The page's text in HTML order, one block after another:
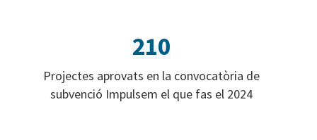
210
Projectes aprovats en la convocatòria de
subvenció Impulsem el que fas el 2024